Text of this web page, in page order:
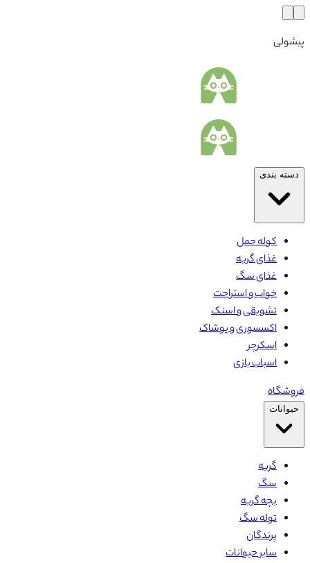
پیشولی
دسته بندی
کوله حمل
غذای گربه
غذای سگ
خواب و استراحت
تشویقی و اسنک
اکسسوری و پوشاک
اسکرچر
اسباب بازی
فروشگاه
حیوانات
گربه
سگ
بچه گربه
توله سگ
پرندگان
سایر حیوانات